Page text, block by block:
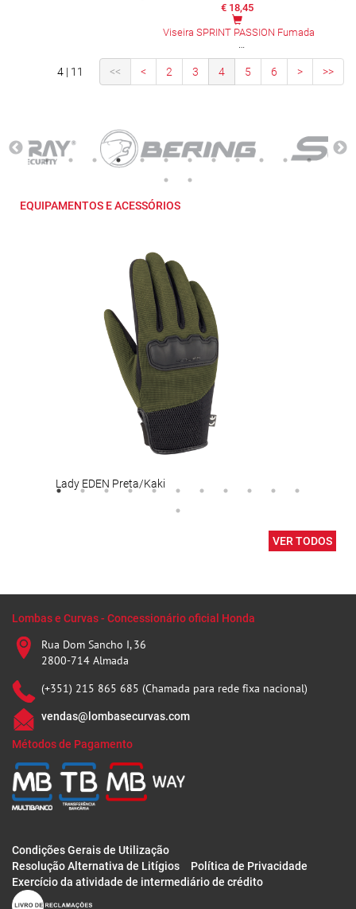
€ 18,45
Viseira SPRINT PASSION Fumada
4 | 11 << < 2 3 4 5 6 > >>
EQUIPAMENTOS E ACESSÓRIOS
Lady EDEN Preta/Kaki
VER TODOS
Lombas e Curvas - Concessionário oficial Honda
Rua Dom Sancho I, 36
2800-714 Almada
(+351) 215 865 685 (Chamada para rede fixa nacional)
vendas@lombasecurvas.com
Métodos de Pagamento
Condições Gerais de Utilização
Resolução Alternativa de Litígios
Política de Privacidade
Exercício da atividade de intermediário de crédito